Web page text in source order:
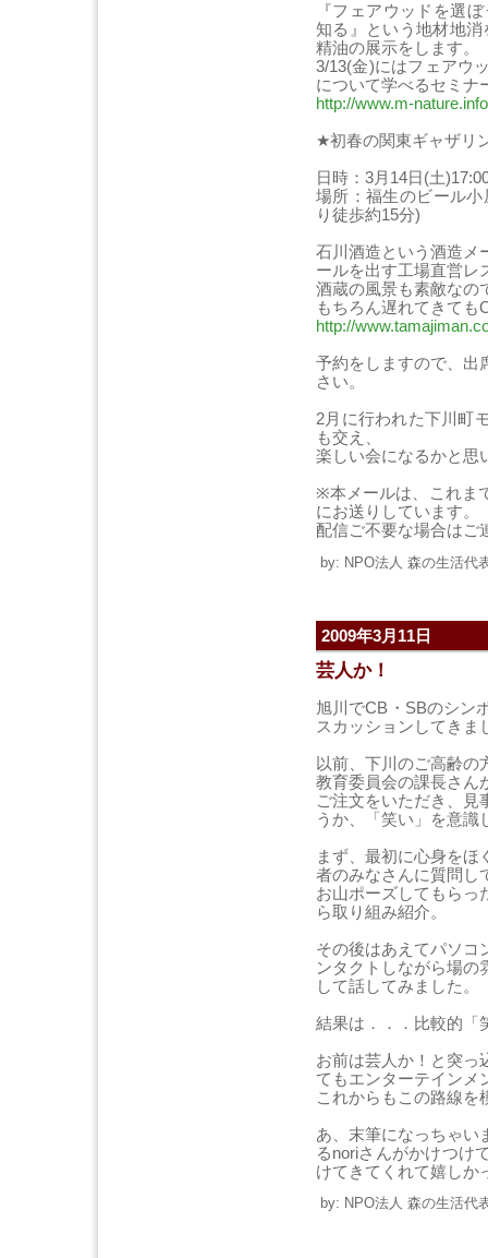
『フェアウッドを選
知る』という地材地
精油の展示をします。
3/13(金)にはフェアウ
について学べるセミナ
http://www.m-
★初春の関東ギャザリ
日時：3月14日(土
場所：福生のビール
り徒歩約15分)
石川酒造という酒造メ
ールを出す工場直営レ
酒蔵の風景も素敵なの
もちろん遅れてきて
http://
予約をしますので、出
さい。
2月に行われた下川町
も交 え、
楽しい会になるかと思
※本メールは、
これま
にお送りしています。
配信ご不要な場合はご
by: NPO法人 森の生活代
2009年3月11日
芸人か！
旭川でCB・SBのシン
スカッションしてきま
以前、下川のご高齢の
教育委員会の課長さん
ご注文をいただき、見
うか、「笑い」を意識
まず、最初に心身を
者のみなさんに質問し
お山ポーズしてもらっ
ら取り組み紹介。
その後はあえてパソコ
ンタクトしながら場
して話してみました。
結果は．．．比較的「
お前は芸人か！と突っ
てもエンターテインメ
これからもこの路線を
あ、末筆になっちゃい
るnoriさんがかけつけ
けてきてくれて嬉しか
by: NPO法人 森の生活代